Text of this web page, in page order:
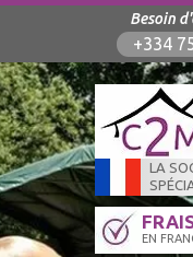
Besoin
+334
LA
EN